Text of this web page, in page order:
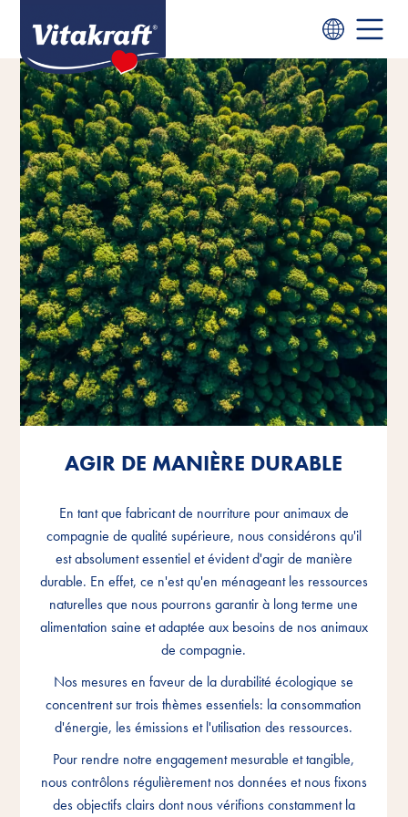
AGIR DE MANIÈRE DURABLE
En tant que fabricant de nourriture pour animaux de
compagnie de qualité supérieure, nous considérons qu'il
est absolument essentiel et évident d'agir de manière
durable. En effet, ce n'est qu'en ménageant les ressources
naturelles que nous pourrons garantir à long terme une
alimentation saine et adaptée aux besoins de nos animaux
de compagnie.
Nos mesures en faveur de la durabilité écologique se
concentrent sur trois thèmes essentiels: la consommation
d'énergie, les émissions et l'utilisation des ressources.
Pour rendre notre engagement mesurable et tangible,
nous contrôlons régulièrement nos données et nous fixons
des objectifs clairs dont nous vérifions constamment la
AGIR DE MANIÈRE DURABLE
En tant que fabricant de nourriture pour animaux de
compagnie de qualité supérieure, nous considérons qu'il
est absolument essentiel et évident d'agir de manière
durable. En effet, ce n'est qu'en ménageant les ressources
naturelles que nous pourrons garantir à long terme une
alimentation saine et adaptée aux besoins de nos animaux
de compagnie.
Nos mesures en faveur de la durabilité écologique se
concentrent sur trois thèmes essentiels: la consommation
d'énergie, les émissions et l'utilisation des ressources.
Pour rendre notre engagement mesurable et tangible,
nous contrôlons régulièrement nos données et nous fixons
des objectifs clairs dont nous vérifions constamment la
AGIR DE MANIÈRE DURABLE
En tant que fabricant de nourriture pour animaux de
compagnie de qualité supérieure, nous considérons qu'il
est absolument essentiel et évident d'agir de manière
durable. En effet, ce n'est qu'en ménageant les ressources
naturelles que nous pourrons garantir à long terme une
alimentation saine et adaptée aux besoins de nos animaux
de compagnie.
Nos mesures en faveur de la durabilité écologique se
concentrent sur trois thèmes essentiels: la consommation
d'énergie, les émissions et l'utilisation des ressources.
Pour rendre notre engagement mesurable et tangible,
nous contrôlons régulièrement nos données et nous fixons
des objectifs clairs dont nous vérifions constamment la